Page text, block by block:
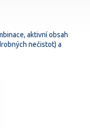
aktivní obsah
nečistot) a